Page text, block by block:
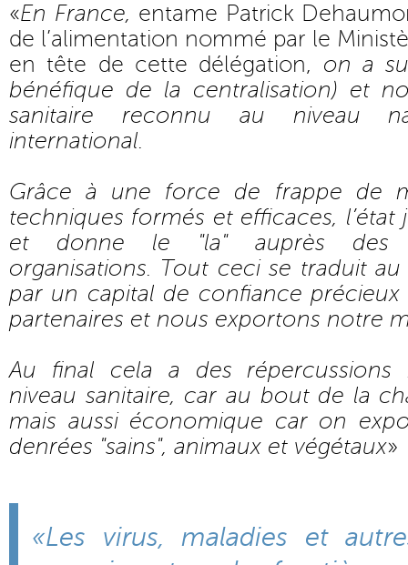
«En France, entame Patrick
de l’alimentation nommé par le
en tête de cette délégation, on a
bénéfique de la centralisation) et
sanitaire reconnu au niveau
international.
Grâce à une force de frappe de
techniques formés et efficaces, l’état
et donne le "la" auprès des
organisations. Tout ceci se traduit
par un capital de confiance
partenaires et nous exportons notre
Au final cela a des répercussions
niveau sanitaire, car au bout de la
mais aussi économique car on
denrées "sains", animaux et végétaux»
«Les virus, maladies et